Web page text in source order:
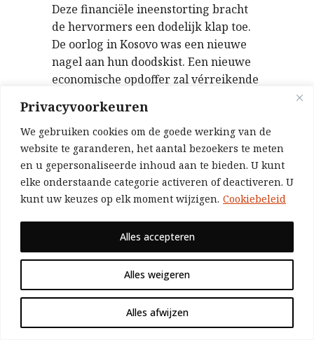
Privacyvoorkeuren
We gebruiken cookies om de goede werking van de
website te garanderen, het aantal bezoekers te meten
en u gepersonaliseerde inhoud aan te bieden. U kunt
elke onderstaande categorie activeren of deactiveren. U
kunt uw keuzes op elk moment wijzigen. Cookiebeleid
Alles weigeren
Alles afwijzen
Alles accepteren
Deze financiële ineenstorting bracht
de hervormers een dodelijk klap toe.
De oorlog in Kosovo was een nieuwe
nagel aan hun doodskist. Een nieuwe
economische opdoffer zal vérreikende
grote ontevredenheid over de
hervormingen, de markt, het
kapitalisme, het Westen en vooral
Amerika. De Kosovocrisis bracht al het
ongenoegen aan de oppervlakte. De
oorlog in Tsjetsjenië is nog een stap
verder.
Wat er ook gebeurt, een nieuw conflict
tussen Rusland en Amerika is
onvermijdelijk. Beide zijden bereiden
er zich op voor. In Moskou trok de
generale staf de volgende conclusie:
“Gisteren was het Joegoslavië, morgen